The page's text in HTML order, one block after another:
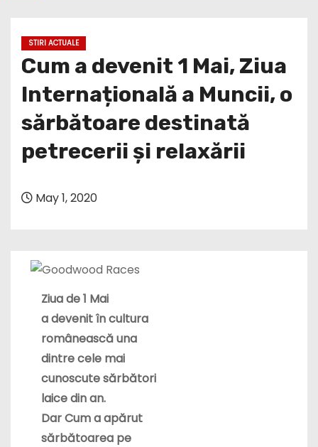
Cum a devenit 1 Mai, Ziua
Internațională a Muncii, o
sărbătoare destinată
petrecerii și relaxării
Ziua de 1 Mai
adevenitîn cultura
românească una
dintre cele mai
cunoscute sărbători
laice din an.
DarCum a apărut
sărbătoarea pe
care în alţi ani o